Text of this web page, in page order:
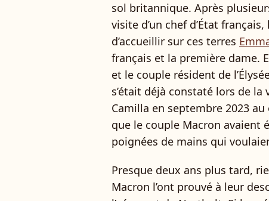
sol britannique. Après
visite d’un chef d’État
d’accueillir sur ces terres
français et la première dame.
et le couple résident de
s’était déjà constaté lors de la
Camilla en septembre 2023
que le couple Macron avaient
poignées de mains qui
Presque deux ans plus tard,
Macron l’ont prouvé à leur